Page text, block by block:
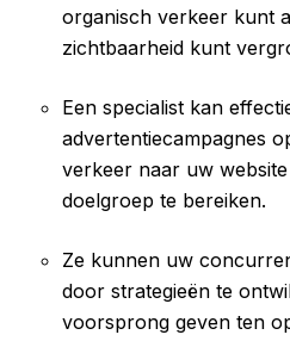
organisch verkeer kunt
zichtbaarheid kunt
Een specialist kan
advertentiecampagnes
verkeer naar uw
doelgroep te bereiken.
Ze kunnen uw
door strategieën te
voorsprong geven ten